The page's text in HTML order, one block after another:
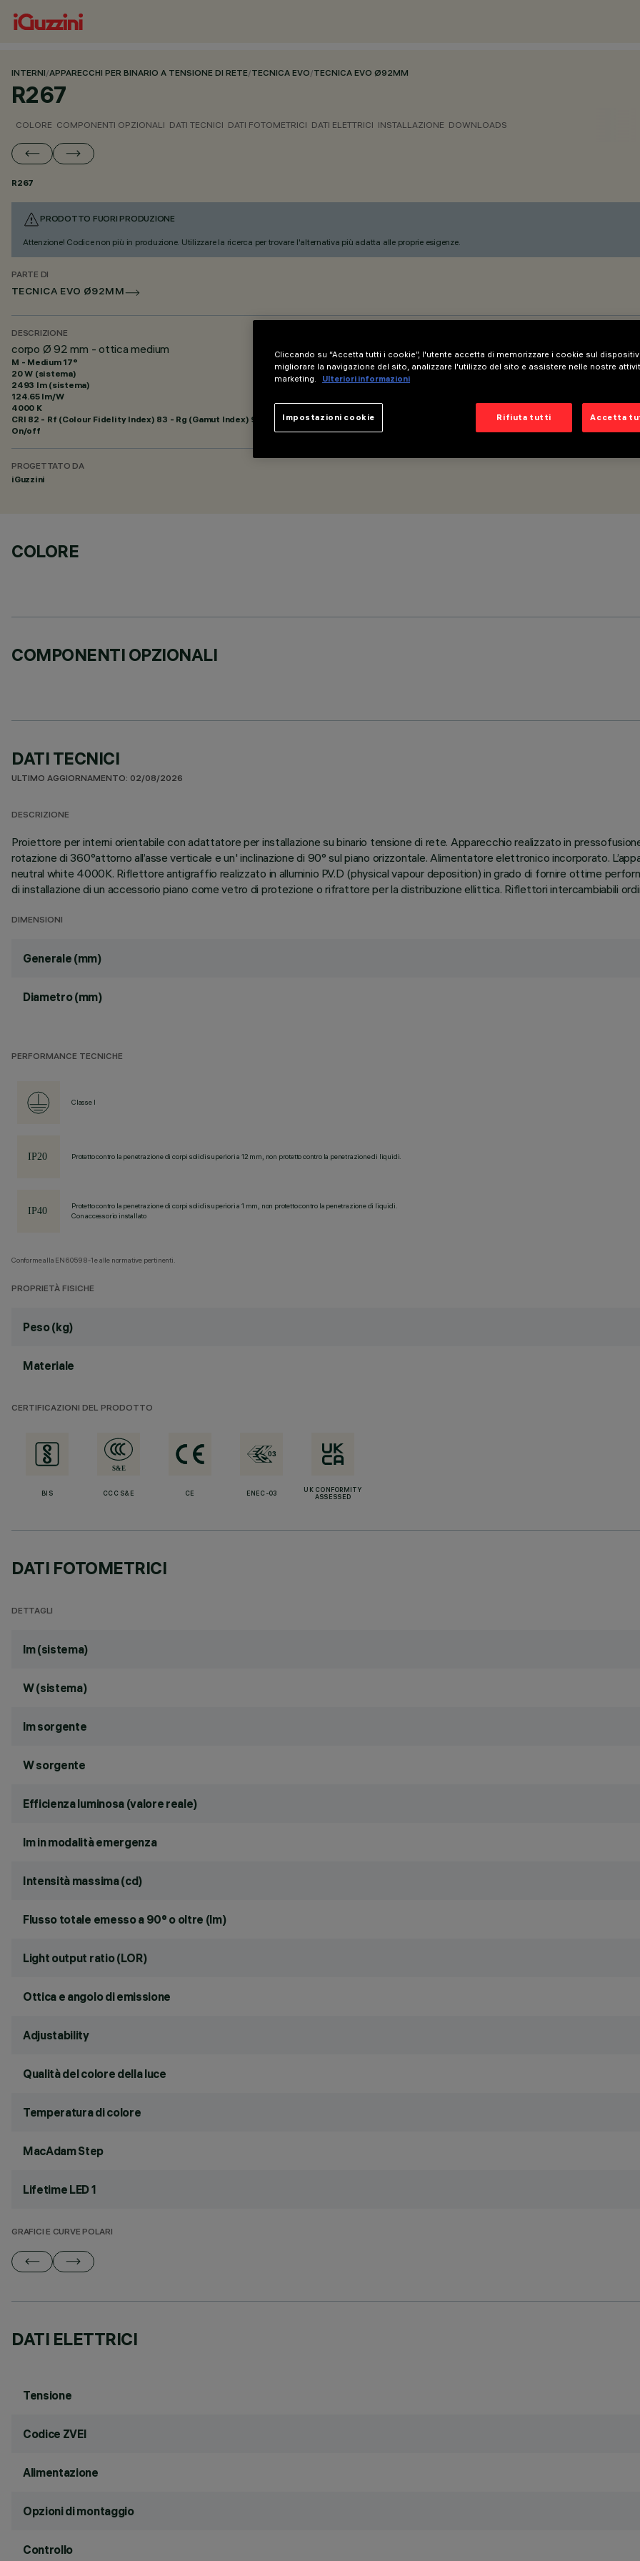
INTERNI/APPARECCHI PER BINARIO A TENSIONE DI RETE/TECNICA EVO/TECNICA EVO Ø92MM
R267
COLORE COMPONENTI OPZIONALI DATI TECNICI DATI FOTOMETRICI DATI ELETTRICI INSTALLAZIONE DOWNLOADS
R267
PRODOTTO FUORI PRODUZIONE
Attenzione! Codice non più in produzione. Utilizzare la ricerca per trovare l'alternativa più adatta alle proprie esigenze.
PARTE DI
TECNICA EVO Ø92MM
DESCRIZIONE
corpo Ø 92 mm - ottica medium
M - Medium 17°
20 W (sistema)
2493 lm (sistema)
124.65 lm/W
4000 K
CRI 82 - Rf (Colour Fidelity Index) 83 - Rg (Gamut Index) 94
On/off
PROGETTATO DA
iGuzzini
COLORE
COMPONENTI OPZIONALI
DATI TECNICI
ULTIMO AGGIORNAMENTO: 02/08/2026
DESCRIZIONE
Proiettore per interni orientabile con adattatore per installazione su binario tensione di rete. Apparecchio realizzato in
rotazione di 360°attorno all’asse verticale e un' inclinazione di 90° sul piano orizzontale. Alimentatore elettronico incorporato.
neutral white 4000K. Riflettore antigraffio realizzato in alluminio P.V.D (physical vapour deposition) in grado di fornire ottime
di installazione di un accessorio piano come vetro di protezione o rifrattore per la distribuzione ellittica. Riflettori intercambiabili
DIMENSIONI
Generale (mm)
Diametro (mm)
PERFORMANCE TECNICHE
Classe I
Protetto contro la penetrazione di corpi solidi superiori a 12 mm, non protetto contro la penetrazione di liquidi.
Protetto contro la penetrazione di corpi solidi superiori a 1 mm, non protetto contro la penetrazione di liquidi.
Con accessorio installato
Conforme alla EN60598-1 e alle normative pertinenti.
PROPRIETÀ FISICHE
Peso (kg)
Materiale
CERTIFICAZIONI DEL PRODOTTO
BIS CCC S&E CE ENEC-03
UK CONFORMITY
ASSESSED
DATI FOTOMETRICI
DETTAGLI
lm (sistema)
W (sistema)
lm sorgente
W sorgente
Efficienza luminosa (valore reale)
lm in modalità emergenza
Intensità massima (cd)
Flusso totale emesso a 90° o oltre (lm)
Light output ratio (LOR)
Ottica e angolo di emissione
Adjustability
Qualità del colore della luce
Temperatura di colore
MacAdam Step
Lifetime LED 1
GRAFICI E CURVE POLARI
DATI ELETTRICI
Tensione
Codice ZVEI
Alimentazione
Opzioni di montaggio
Controllo
Cliccando su “Accetta tutti i cookie”, l'utente accetta di memorizzare i cookie sul
migliorare la navigazione del sito, analizzare l'utilizzo del sito e assistere nelle nostre
marketing.
Ulteriori informazioni
Rifiuta tutti Accetta
Impostazioni cookie